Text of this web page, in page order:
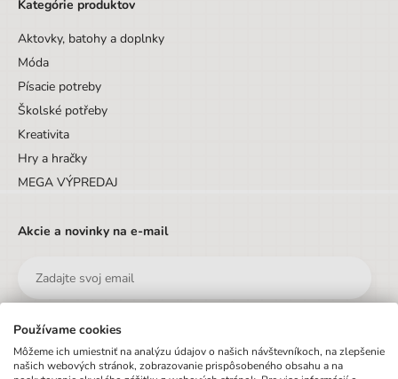
Kategórie produktov
Aktovky, batohy a doplnky
Móda
Písacie potreby
Školské potřeby
Kreativita
Hry a hračky
MEGA VÝPREDAJ
Akcie a novinky na e-mail
Používame cookies
Môžeme ich umiestniť na analýzu údajov o našich návštevníkoch, na zlepšenie
našich webových stránok, zobrazovanie prispôsobeného obsahu a na